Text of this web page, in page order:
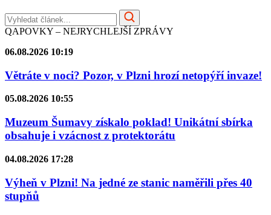
QAPOVKY – NEJRYCHLEJŠÍ ZPRÁVY
06.08.2026 10:19
Větráte v noci? Pozor, v Plzni hrozí netopýří invaze!
05.08.2026 10:55
Muzeum Šumavy získalo poklad! Unikátní sbírka
obsahuje i vzácnost z protektorátu
04.08.2026 17:28
Výheň v Plzni! Na jedné ze stanic naměřili přes 40
stupňů